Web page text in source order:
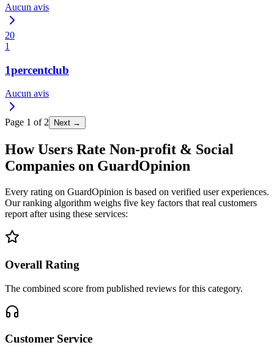
Aucun avis
20
1
1percentclub
Aucun avis
Page 1 of2 Next →
How Users Rate Non-profit & Social
Companies on GuardOpinion
Every rating on GuardOpinion is based on verified user experiences.
Our ranking algorithm weighs five key factors that real customers
report after using these services:
Overall Rating
The combined score from published reviews for this category.
Customer Service